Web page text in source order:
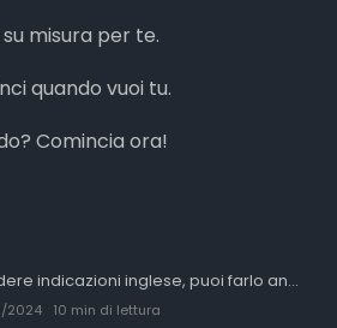
misura per te.
quando vuoi tu.
Comincia ora!
indicazioni inglese, puoi farlo an...
2024 10 min di lettura